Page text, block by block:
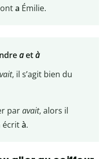
a Émilie.
aetà
, il s’agit bien du
paravait, alors il
écrità.